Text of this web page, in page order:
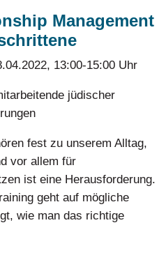
Management
13:00-15:00 Uhr
jüdischer
fest zu unserem Alltag,
vor allem für
ist eine Herausforderung.
geht auf mögliche
wie man das richtige